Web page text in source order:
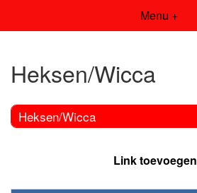
Menu +
Heksen/Wicca
Heksen/Wicca
Link toevoegen